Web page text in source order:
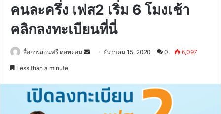
คนละครึ่ง เฟส2 เริ่ม 6 โมงเช้า
คลิกลงทะเบียนที่นี่
สื่อการสอนฟรี ดอทคอม
Send ธันวาคม 15, 2020 0 6,097
Less than a minute